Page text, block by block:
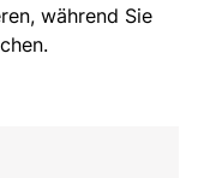
während Sie